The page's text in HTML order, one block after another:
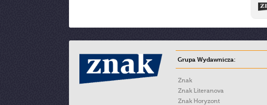
Grupa Wydawnicza:
Znak
Znak Literanova
Znak Horyzont